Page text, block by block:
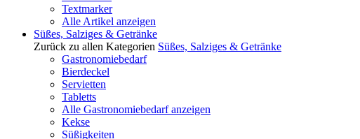
Textmarker
Alle Artikel anzeigen
Süßes, Salziges & Getränke
Zurück zu allen Kategorien Süßes, Salziges & Getränke
Gastronomiebedarf
Bierdeckel
Servietten
Tabletts
Alle Gastronomiebedarf anzeigen
Kekse
Süßigkeiten